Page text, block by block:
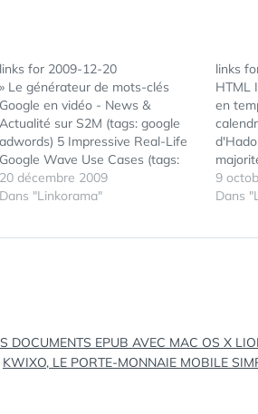
links for 2009-12-20
» Le générateur de mots-clés
Google en vidéo - News &
Actualité sur S2M (tags: google
adwords) 5 Impressive Real-Life
Google Wave Use Cases (tags:
wave google social collaboration)
Bien écrire pour le web : quelles
20 décembre 2009
Dans "Linkorama"
links
HTML
en
PS
9
Dans
DOCUMENTS EPUB AVEC MAC OS X
KWIXO, LE PORTE-MONNAIE MOBILE